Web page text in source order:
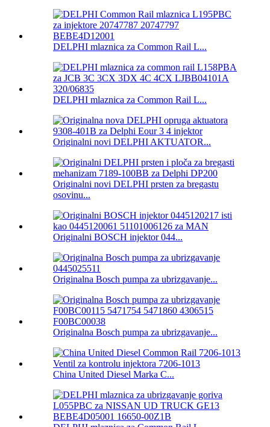
DELPHI mlaznica za Common Rail L...
DELPHI mlaznica za Common Rail L...
Originalni novi DELPHI AKTUATOR...
Originalni novi DELPHI prsten za bregastu
osovinu...
Originalni BOSCH injektor 044...
Originalna Bosch pumpa za ubrizgavanje...
Originalna Bosch pumpa za ubrizgavanje...
China United Diesel Marka C...